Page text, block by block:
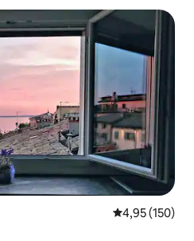
Gemiddelde
4,95 (150)